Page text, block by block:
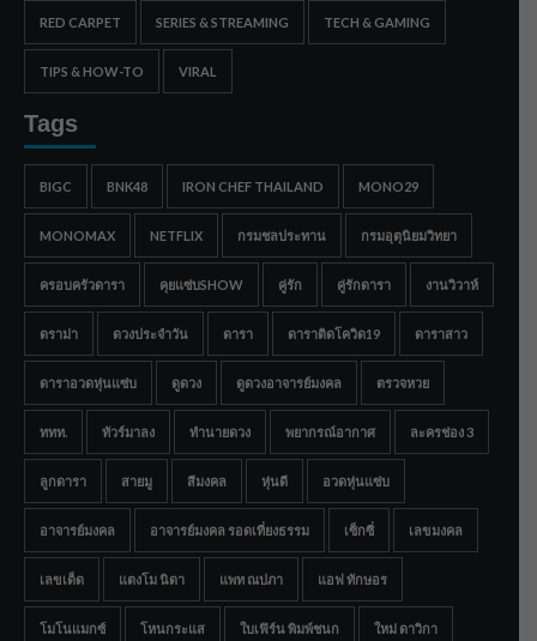
RED CARPET SERIES & STREAMING TECH & GAMING
TIPS & HOW-TO VIRAL
Tags
BIGC BNK48 IRON CHEF THAILAND MONO29
MONOMAX NETFLIX กรมชลประทาน กรมอุตุนิยมวิทยา
ครอบครัวดารา คุยแซ่บSHOW คู่รัก คู่รักดารา งานวิวาห์
ดราม่า ดวงประจำวัน ดารา ดาราติดโควิด19 ดาราสาว
ดาราอวดหุ่นแซ่บ ดูดวง ดูดวงอาจารย์มงคล ตรวจหวย
ททท. ทัวร์มาลง ทำนายดวง พยากรณ์อากาศ ละครช่อง 3
ลูกดารา สายมู สีมงคล หุ่นดี อวดหุ่นแซ่บ
อาจารย์มงคล อาจารย์มงคล รอดเที่ยงธรรม เซ็กซี่ เลขมงคล
เลขเด็ด แตงโม นิดา แพท ณปภา แอฟ ทักษอร
โมโนแมกซ์ โหนกระแส ใบเฟิร์น พิมพ์ชนก ใหม่ ดาวิกา